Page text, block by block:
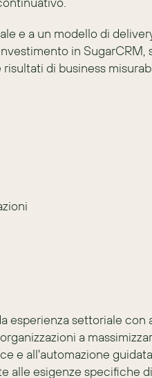
e a un modello di
in
di business
esperienza settoriale con
a
e all'automazione
alle esigenze specifiche